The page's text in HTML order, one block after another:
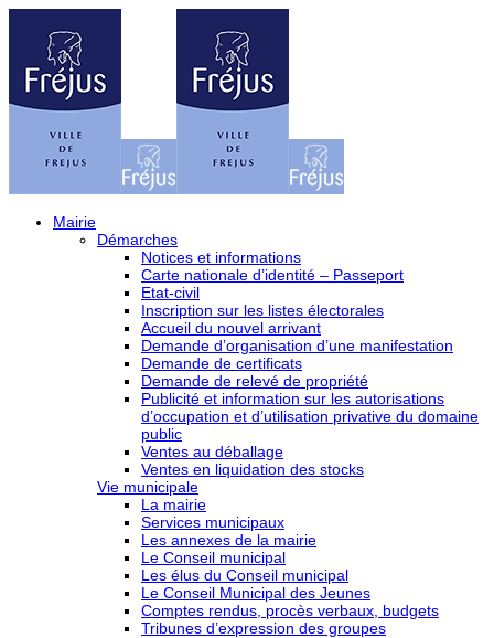
Mairie
Démarches
Notices et informations
Carte nationale d’identité – Passeport
Etat-civil
Inscription sur les listes électorales
Accueil du nouvel arrivant
Demande d’organisation d’une manifestation
Demande de certificats
Demande de relevé de propriété
Publicité et information sur les autorisations
d’occupation et d’utilisation privative du domaine
public
Ventes au déballage
Ventes en liquidation des stocks
Vie municipale
La mairie
Services municipaux
Les annexes de la mairie
Le Conseil municipal
Les élus du Conseil municipal
Le Conseil Municipal des Jeunes
Comptes rendus, procès verbaux, budgets
Tribunes d’expression des groupes